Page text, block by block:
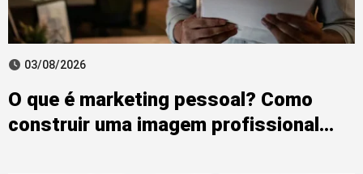
03/08/2026
O que é marketing pessoal? Como
construir uma imagem profissional